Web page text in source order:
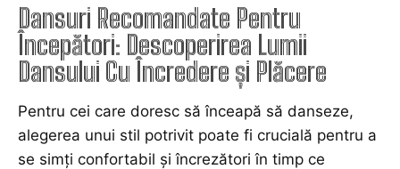
Dansuri Recomandate Pentru
Începători: Descoperirea Lumii
Dansului Cu Încredere și Plăcere
Pentru cei care doresc să înceapă să danseze,
alegerea unui stil potrivit poate fi crucială pentru a
se simți confortabil și încrezători în timp ce